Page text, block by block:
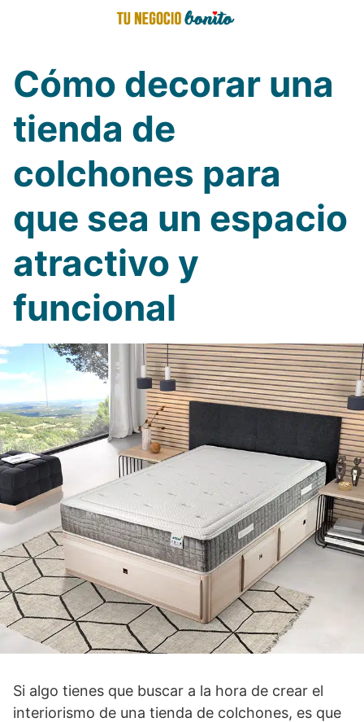
Cómo decorar una
tienda de
colchones para
que sea un espacio
atractivo y
funcional
Si algo tienes que buscar a la hora de crear el
interiorismo de una tienda de colchones, es que